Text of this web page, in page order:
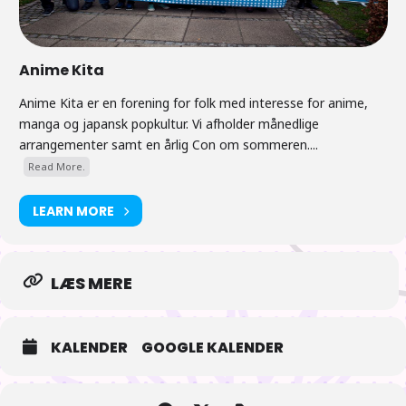
Anime Kita
Anime Kita er en forening for folk med interesse for anime,
manga og japansk popkultur. Vi afholder månedlige
arrangementer samt en årlig Con om sommeren....
Read More.
LEARN MORE
LÆS MERE
KALENDER GOOGLE KALENDER